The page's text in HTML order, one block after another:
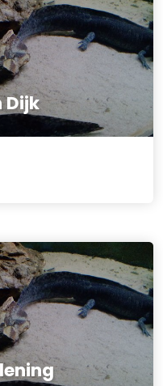
Dijk